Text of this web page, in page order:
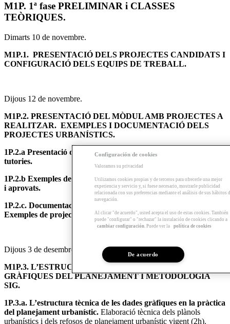
M1P. 1ª fase PRELIMINAR i CLASSES
TEÒRIQUES.
Dimarts 10 de novembre.
M1P.1. PRESENTACIÓ DELS PROJECTES CANDIDATS I
CONFIGURACIÓ DELS EQUIPS DE TREBALL.
Dijous 12 de novembre.
M1P.2. PRESENTACIÓ DEL MÒDUL AMB PROJECTES A
REALITZAR. EXEMPLES I DOCUMENTACIÓ DELS
PROJECTES URBANÍSTICS.
1P.2.a Presentació dels projectes definitius i calendari de
tutories.
1P.2.b Exemples de diferents projectes de planejament realitzats
i aprovats.
1P.2.c. Documentació urbanística dels projectes urbanístics.
Exemples de projectes realitzats.
Dijous 3 de desembre
M1P.3. L’ESTRUCTURA TÈCNICA DE LES DADES
GRÀFIQUES DEL PLANEJAMENT I METODOLOGIA
SIG.
1P.3.a. L’estructura tècnica de les dades gràfiques en la pràctica
del planejament urbanístic. Elaboració tècnica dels plànols
urbanístics i dels refosos de planejament urbanístic vigent (2h).
Configuración de cookies
Valoramos su privacidad
Utilizamos cookies propias y de terceros para ofrecerle una mejor
experiencia y servicio y, si fuese necesario, mostrarle publicidad
relacionada con sus preferencias mediante el análisis de sus hábitos
navegación.
Al clicar "de acuerdo", usted acepta el uso de estas cookies. También
puede "configurar" o "rechazar" la instalación de cookies clicando a
cambiar configuración. Puede ver la política de cookies
De acuerdo